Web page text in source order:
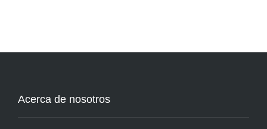
Acerca de nosotros